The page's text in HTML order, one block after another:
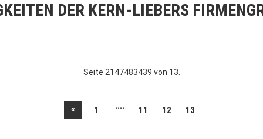
DER KERN-LIEBERS
Seite 2147483439 von 13.
« 1 .... 11 12 13